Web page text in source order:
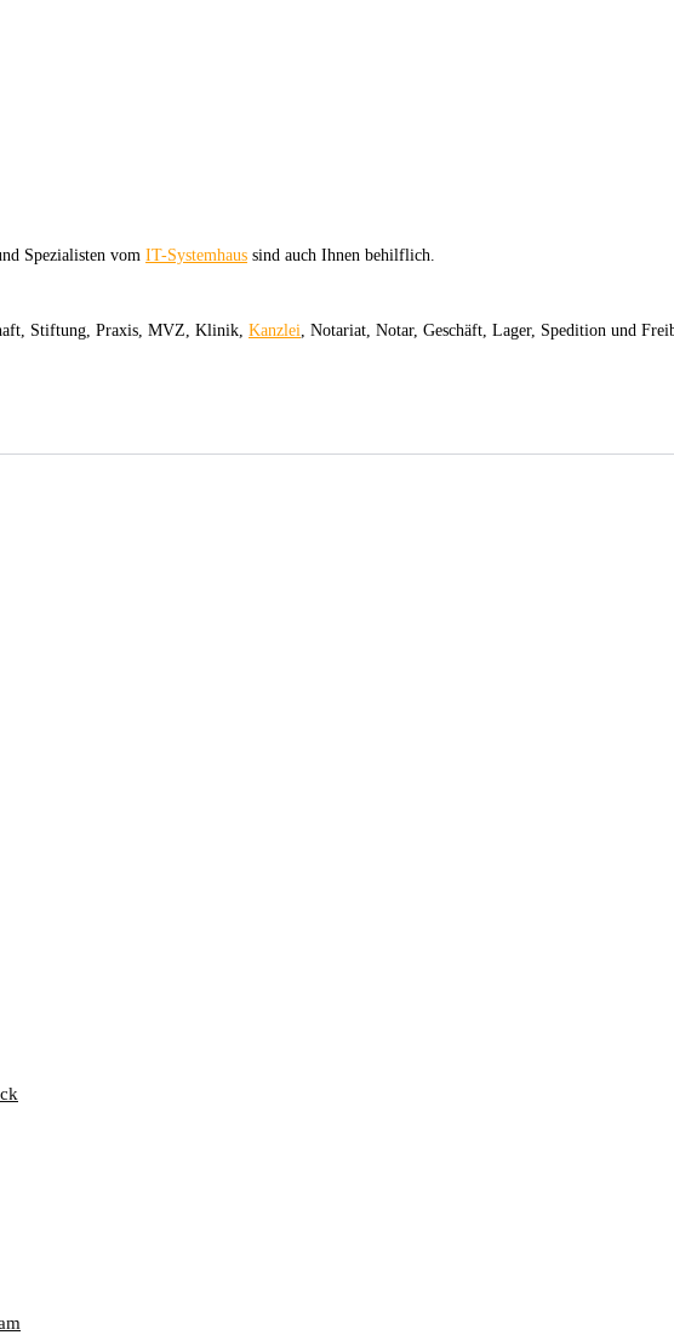
Spezialisten vom IT-Systemhaus sind auch Ihnen behilflich.
Stiftung, Praxis, MVZ, Klinik, Kanzlei, Notariat, Notar, Geschäft, Lager, Spedition und